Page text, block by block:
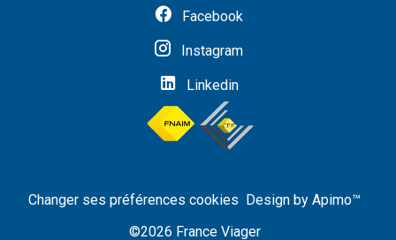
Facebook
Instagram
Linkedin
Changer ses préférences cookies Design by Apimo™
©2026 France Viager